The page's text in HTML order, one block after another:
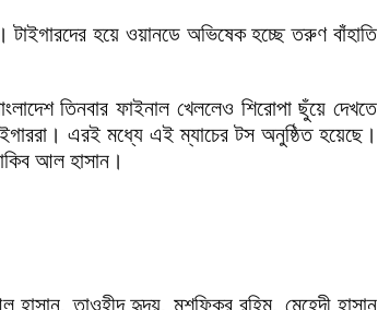
টাইগারদের হয়ে ওয়ানডে অভিষেক হচ্ছে তরুণ বাঁহাতি
তিনবার ফাইনাল খেললেও শিরোপা ছুঁয়ে দেখতে
এরই মধ্যে এই ম্যাচের টস অনুষ্ঠিত হয়েছে।
আল হাসান।
তাওহীদ হৃদয়, মুশফিকুর রহিম, মেহেদী হাসান